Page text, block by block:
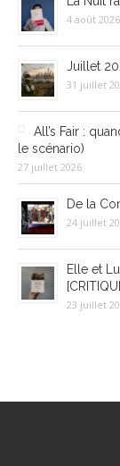
4 août 2026
Juillet
31 juillet
All’s Fair :
le scénario)
27 juillet 2026
De la
24 juillet
Elle et
23 juillet